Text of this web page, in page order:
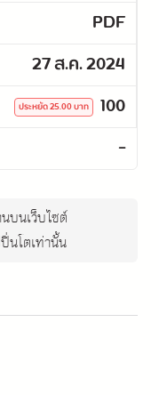
PDF
27 ส.ค. 2024
100
ประหยัด25.00บาท
-
บนเว็บไซต์
นโตเท่านั้น